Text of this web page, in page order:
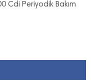
Cdi Periyodik Bakım